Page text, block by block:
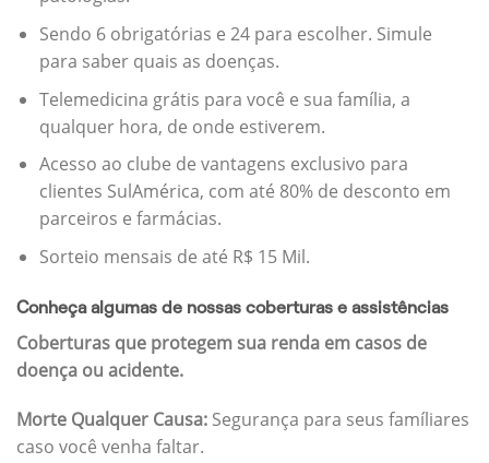
Sendo 6 obrigatórias e 24 para escolher. Simule
para saber quais as doenças.
Telemedicina grátis para você e sua família, a
qualquer hora, de onde estiverem.
Acesso ao clube de vantagens exclusivo para
clientes SulAmérica, com até 80% de desconto em
parceiros e farmácias.
Sorteio mensais de até R$ 15 Mil.
Conheça algumas de nossas coberturas e assistências
Coberturas que protegem sua renda em casos de
doença ou acidente.
Morte Qualquer Causa: Segurança para seus famíliares
caso você venha faltar.